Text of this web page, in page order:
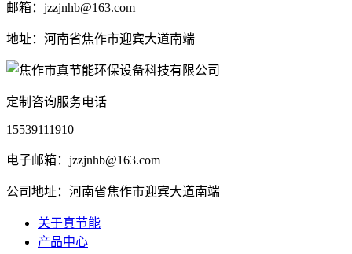
邮箱：jzzjnhb@163.com
地址：河南省焦作市迎宾大道南端
定制咨询服务电话
15539111910
电子邮箱：jzzjnhb@163.com
公司地址：河南省焦作市迎宾大道南端
关于真节能
产品中心